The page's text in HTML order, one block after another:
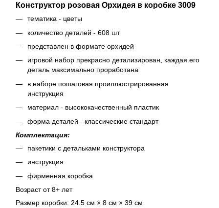
Конструктор розовая Орхидея в коробке 3009
тематика - цветы
количество деталей - 608 шт
представлен в формате орхидей
игровой набор прекрасно детализирован, каждая его
деталь максимально проработана
в наборе пошаговая проиллюстрированная
инструкция
материал - высококачественный пластик
форма деталей - классические стандарт
Комплектация:
пакетики с детальками конструктора
инструкция
фирменная коробка
Возраст от 8+ лет
Размер коробки: 24.5 см × 8 см × 39 см